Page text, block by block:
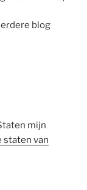
blog
mijn
staten van